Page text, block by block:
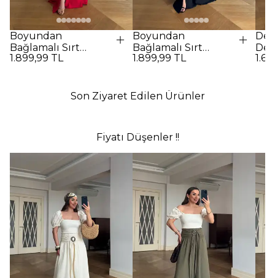
Boyundan
Bağlamalı Sırt
Dekolteli Uzun
1.899,99 TL
Boyundan
Bağlamalı Sırt
Dekolteli Uzun
1.899,99 TL
Son Ziyaret Edilen Ürünler
Fiyatı Düşenler !!